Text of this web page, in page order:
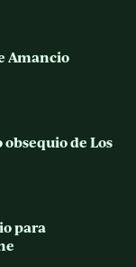
Amancio
de Los
para